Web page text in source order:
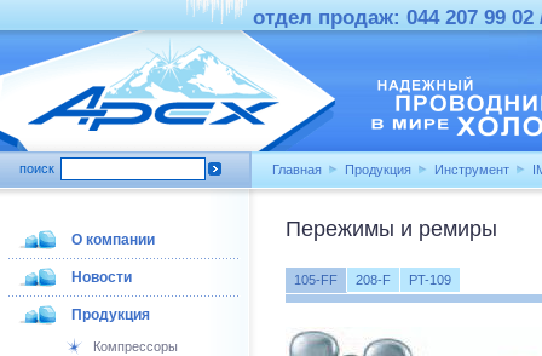
отдел продаж: 044 207 99 02
поиск Главная Продукция Инструмент
О компании
Новости
Продукция
Компрессоры
Пережимы и ремиры
105-FF 208-F PT-109